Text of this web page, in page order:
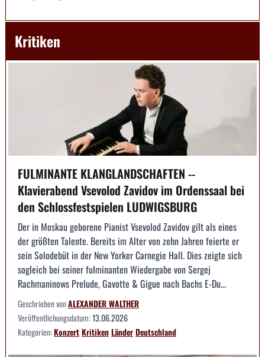
Kritiken
FULMINANTE KLANGLANDSCHAFTEN --
Klavierabend Vsevolod Zavidov im Ordenssaal bei
den Schlossfestspielen LUDWIGSBURG
Der in Moskau geborene Pianist Vsevolod Zavidov gilt als eines
der größten Talente. Bereits im Alter von zehn Jahren feierte er
sein Solodebüt in der New Yorker Carnegie Hall. Dies zeigte sich
sogleich bei seiner fulminanten Wiedergabe von Sergej
Rachmaninows Prelude, Gavotte & Gigue nach Bachs E-Du...
Geschrieben vonALEXANDER WALTHER
Veröffentlichungsdatum:13.06.2026
Kategorien:KonzertKritikenLänderDeutschland